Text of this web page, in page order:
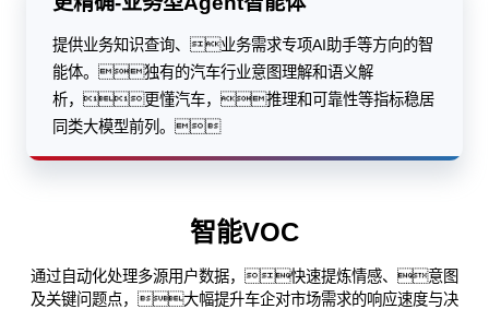
提供业务知识查询、业务需求专项AI助手等方向的智
能体。独有的汽车行业意图理解和语义解
析，更懂汽车，推理和可靠性等指标稳居
同类大模型前列。
智能VOC
通过自动化处理多源用户数据，快速提炼情感、意图
及关键问题点，大幅提升车企对市场需求的响应速度与决